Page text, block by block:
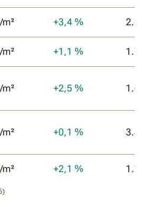
+3,4 %
+1,1 %
+2,5 %
+0,1 %
+2,1 %